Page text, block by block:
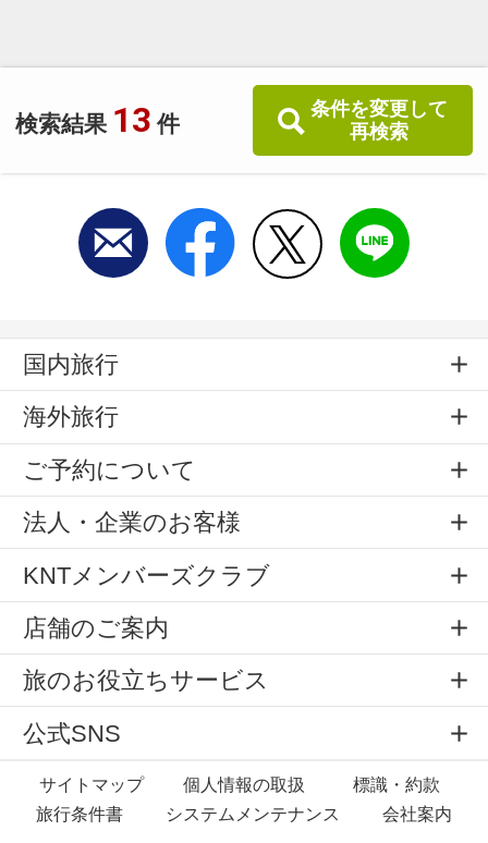
検索結果 13 件
条件を変更して
再検索
国内旅行
海外旅行
ご予約について
法人・企業のお客様
KNTメンバーズクラブ
店舗のご案内
旅のお役立ちサービス
公式SNS
サイトマップ 個人情報の取扱
標識・約款
旅行条件書
システムメンテナンス 会社案内